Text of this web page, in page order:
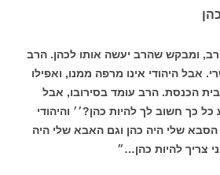
ומבקש שהרב יעשה אותו לכהן. הרב
אבל היהודי אינו מרפה ממנו, ואפילו
לתרום $25,000 לבית הכנסת. הרב עומד בסירובו, אבל
כך חשוב לך להיות כהן?׳׳ והיהודי
שלי היה כהן וגם האבא שלי היה
צריך להיות כהן…״